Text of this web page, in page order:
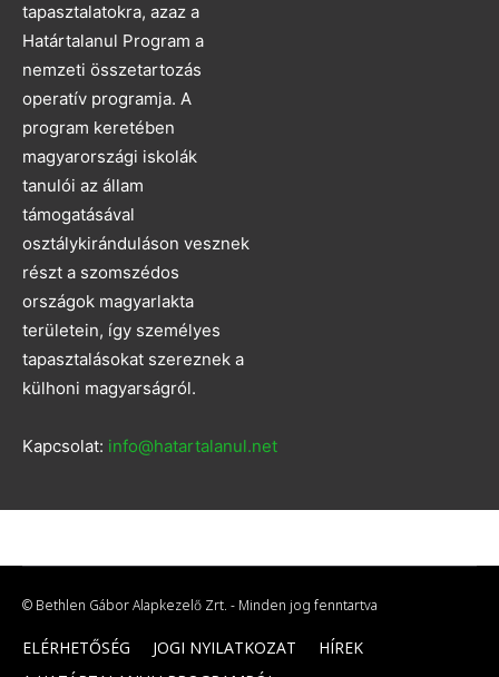
tapasztalatokra, azaz a
Határtalanul Program a
nemzeti összetartozás
operatív programja. A
program keretében
magyarországi iskolák
tanulói az állam
támogatásával
osztálykiránduláson vesznek
részt a szomszédos
országok magyarlakta
területein, így személyes
tapasztalásokat szereznek a
külhoni magyarságról.
Kapcsolat: info@hatartalanul.net
© Bethlen Gábor Alapkezelő Zrt. - Minden jog fenntartva
ELÉRHETŐSÉG JOGI NYILATKOZAT
HÍREK